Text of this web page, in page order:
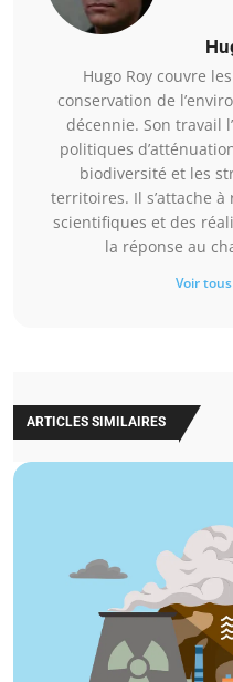
Hugo Roy couvre
conservation de
décennie. Son travail
politiques
biodiversité et les
territoires. Il s’attache
scientifiques et des
la réponse au
Voir
ARTICLES SIMILAIRES